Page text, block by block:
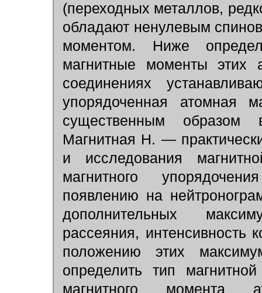
(переходных металлов,
обладают ненулевым
моментом. Ниже
магнитные моменты
соединениях
упорядоченная атомная
существенным образом
Магнитная Н. —
и исследования
магнитного
появлению на
дополнительных
рассеяния, интенсивность
положению этих
определить тип
магнитного момента